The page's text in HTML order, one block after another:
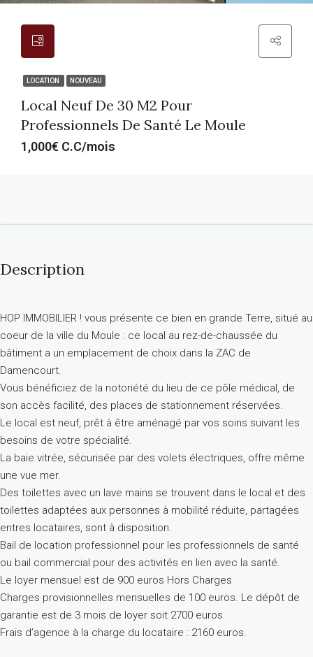
LOCATION NOUVEAU
Local Neuf De 30 M2 Pour
Professionnels De Santé Le Moule
1,000€ C.C/mois
Description
HOP IMMOBILIER ! vous présente ce bien en grande Terre, situé au
coeur de la ville du Moule : ce local au rez-de-chaussée du
bâtiment a un emplacement de choix dans la ZAC de
Damencourt.
Vous bénéficiez de la notoriété du lieu de ce pôle médical, de
son accès facilité, des places de stationnement réservées.
Le local est neuf, prêt à être aménagé par vos soins suivant les
besoins de votre spécialité.
La baie vitrée, sécurisée par des volets électriques, offre même
une vue mer.
Des toilettes avec un lave mains se trouvent dans le local et des
toilettes adaptées aux personnes à mobilité réduite, partagées
entres locataires, sont à disposition.
Bail de location professionnel pour les professionnels de santé
ou bail commercial pour des activités en lien avec la santé.
Le loyer mensuel est de 900 euros Hors Charges
Charges provisionnelles mensuelles de 100 euros. Le dépôt de
garantie est de 3 mois de loyer soit 2700 euros.
Frais d’agence à la charge du locataire : 2160 euros.